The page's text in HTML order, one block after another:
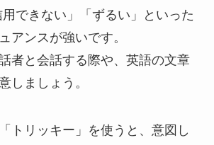
用できない」「ずるい」といった
アンスが強いです。
者と会話する際や、英語の文章
しましょう。
トリッキー」を使うと、意図し